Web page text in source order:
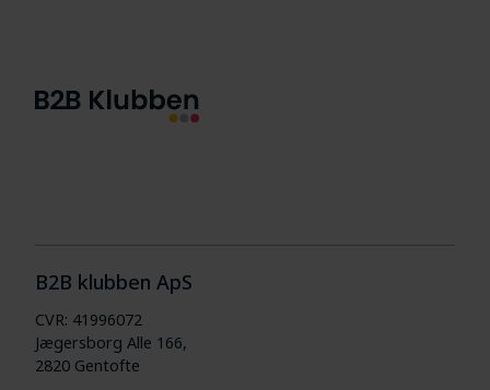
B2B klubben ApS
CVR: 41996072
Jægersborg Alle 166,
2820 Gentofte